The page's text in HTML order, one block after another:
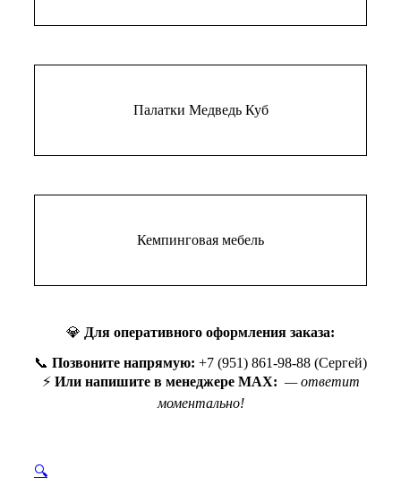
Палатки Медведь Куб
Кемпинговая мебель
💎 Для оперативного оформления заказа:
📞 Позвоните напрямую: +7 (951) 861-98-88 (Сергей)
⚡ Или напишите в менеджере MAX: — ответит
моментально!
🔍